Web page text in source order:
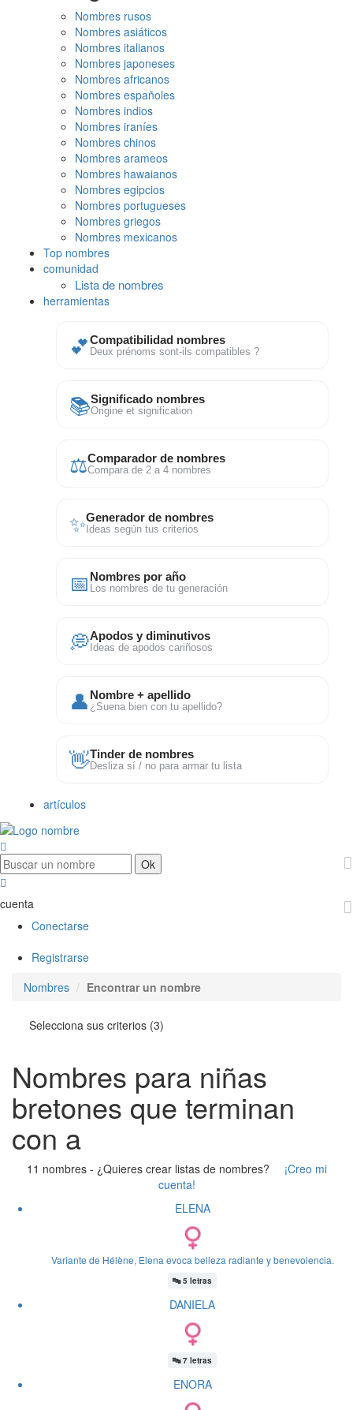
Nombres rusos
Nombres asiáticos
Nombres italianos
Nombres japoneses
Nombres africanos
Nombres españoles
Nombres indios
Nombres iraníes
Nombres chinos
Nombres arameos
Nombres hawaianos
Nombres egipcios
Nombres portugueses
Nombres griegos
Nombres mexicanos
Top nombres
comunidad
Lista de nombres
herramientas
💕Compatibilidad nombres
Deux prénoms sont-ils compatibles ?
📚Significado nombres
Origine et signification
⚖Comparador de nombres
Compara de 2 a 4 nombres
✨Generador de nombres
Ideas según tus criterios
📅 Nombres por año
Los nombres de tu generación
💭Apodos y diminutivos
Ideas de apodos cariñosos
👤 Nombre + apellido
¿Suena bien con tu apellido?
👋Tinder de nombres
Desliza sí / no para armar tu lista
artículos
cuenta
Conectarse
Registrarse
Nombres
Encontrar un nombre
Selecciona sus criterios (3)
Nombres para niñas
bretones que terminan
con a
11 nombres - ¿Quieres crear listas de nombres?
¡Creo mi
cuenta!
ELENA
Variante de Hélène, Elena evoca belleza radiante y benevolencia.
🔤5 letras
DANIELA
🔤7 letras
ENORA